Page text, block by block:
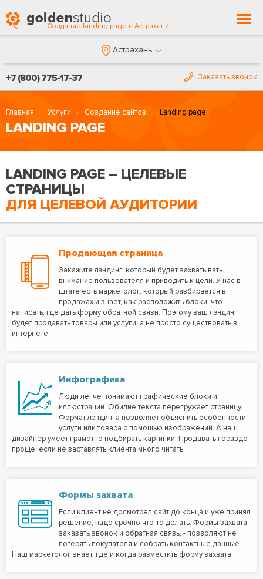
Создание landing page в Астрахани
Астрахань
+7 (800) 775-17-37 Заказать звонок
Главная Услуги Создание сайтов Landing page
LANDING PAGE
LANDING PAGE – ЦЕЛЕВЫЕ
СТРАНИЦЫ
ДЛЯ ЦЕЛЕВОЙ АУДИТОРИИ
Продающая страница
Закажите лэндинг, который будет захватывать
внимание пользователя и приводить к цели. У нас в
штате есть маркетолог, который разбирается в
продажах и знает, как расположить блоки, что
написать, где дать форму обратной связи. Поэтому ваш лэндинг
будет продавать товары или услуги, а не просто существовать в
интернете.
Инфографика
Люди легче понимают графические блоки и
иллюстрации. Обилие текста перегружает страницу.
Формат лэндинга позволяет объяснить особенности
услуги или товара с помощью изображений. А наш
дизайнер умеет грамотно подбирать картинки. Продавать гораздо
проще, если не заставлять клиента много читать.
Формы захвата
Если клиент не досмотрел сайт до конца и уже принял
решение, надо срочно что-то делать. Формы захвата:
заказать звонок и обратная связь, - позволяют не
потерять покупателя и собрать контактные данные.
Наш маркетолог знает, где и когда разместить форму захвата.